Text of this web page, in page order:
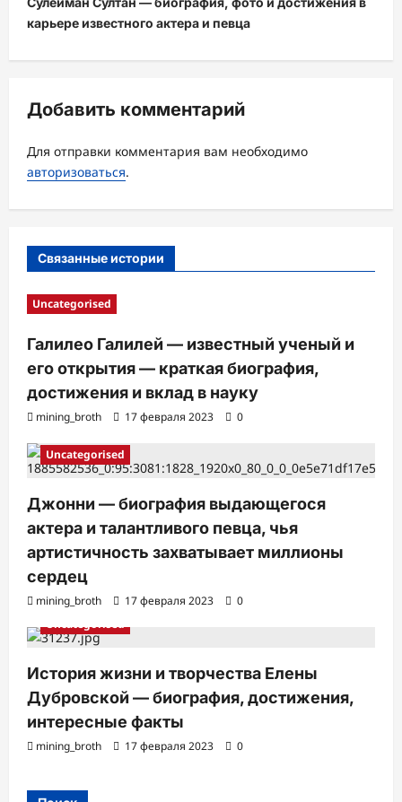
г
а
ц
я
з
а
карьере известного актера и певца
Добавить комментарий
Для отправки комментария вам необходимо
авторизоваться.
Связанные истории
Uncategorised
Галилео Галилей — известный ученый и
его открытия — краткая биография,
достижения и вклад в науку
mining_broth 17 февраля 2023 0
Uncategorised
Джонни — биография выдающегося
актера и талантливого певца, чья
артистичность захватывает миллионы
сердец
mining_broth 17 февраля 2023
0
Uncategorised
История жизни и творчества Елены
Дубровской — биография, достижения,
интересные факты
mining_broth 17 февраля 2023 0